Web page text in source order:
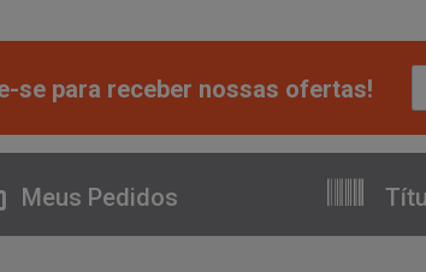
se para receber nossas ofertas!
Meus Pedidos